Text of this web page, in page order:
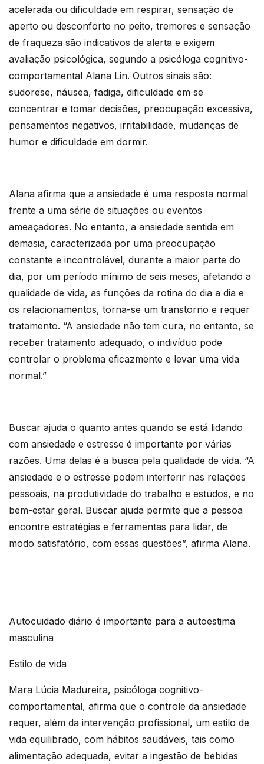
acelerada ou dificuldade em respirar, sensação de
aperto ou desconforto no peito, tremores e sensação
de fraqueza são indicativos de alerta e exigem
avaliação psicológica, segundo a psicóloga cognitivo-
comportamental Alana Lin. Outros sinais são:
sudorese, náusea, fadiga, dificuldade em se
concentrar e tomar decisões, preocupação excessiva,
pensamentos negativos, irritabilidade, mudanças de
humor e dificuldade em dormir.
Alana afirma que a ansiedade é uma resposta normal
frente a uma série de situações ou eventos
ameaçadores. No entanto, a ansiedade sentida em
demasia, caracterizada por uma preocupação
constante e incontrolável, durante a maior parte do
dia, por um período mínimo de seis meses, afetando a
qualidade de vida, as funções da rotina do dia a dia e
os relacionamentos, torna-se um transtorno e requer
tratamento. “A ansiedade não tem cura, no entanto, se
receber tratamento adequado, o indivíduo pode
controlar o problema eficazmente e levar uma vida
normal.”
Buscar ajuda o quanto antes quando se está lidando
com ansiedade e estresse é importante por várias
razões. Uma delas é a busca pela qualidade de vida. “A
ansiedade e o estresse podem interferir nas relações
pessoais, na produtividade do trabalho e estudos, e no
bem-estar geral. Buscar ajuda permite que a pessoa
encontre estratégias e ferramentas para lidar, de
modo satisfatório, com essas questões”, afirma Alana.
Autocuidado diário é importante para a autoestima
masculina
Estilo de vida
Mara Lúcia Madureira, psicóloga cognitivo-
comportamental, afirma que o controle da ansiedade
requer, além da intervenção profissional, um estilo de
vida equilibrado, com hábitos saudáveis, tais como
alimentação adequada, evitar a ingestão de bebidas